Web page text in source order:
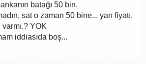
batağı 50 bin.
sat o zaman 50 bine... yarı fiyatı.
YOK
iddiasıda boş...